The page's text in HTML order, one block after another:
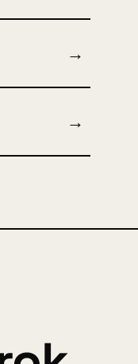
→
→